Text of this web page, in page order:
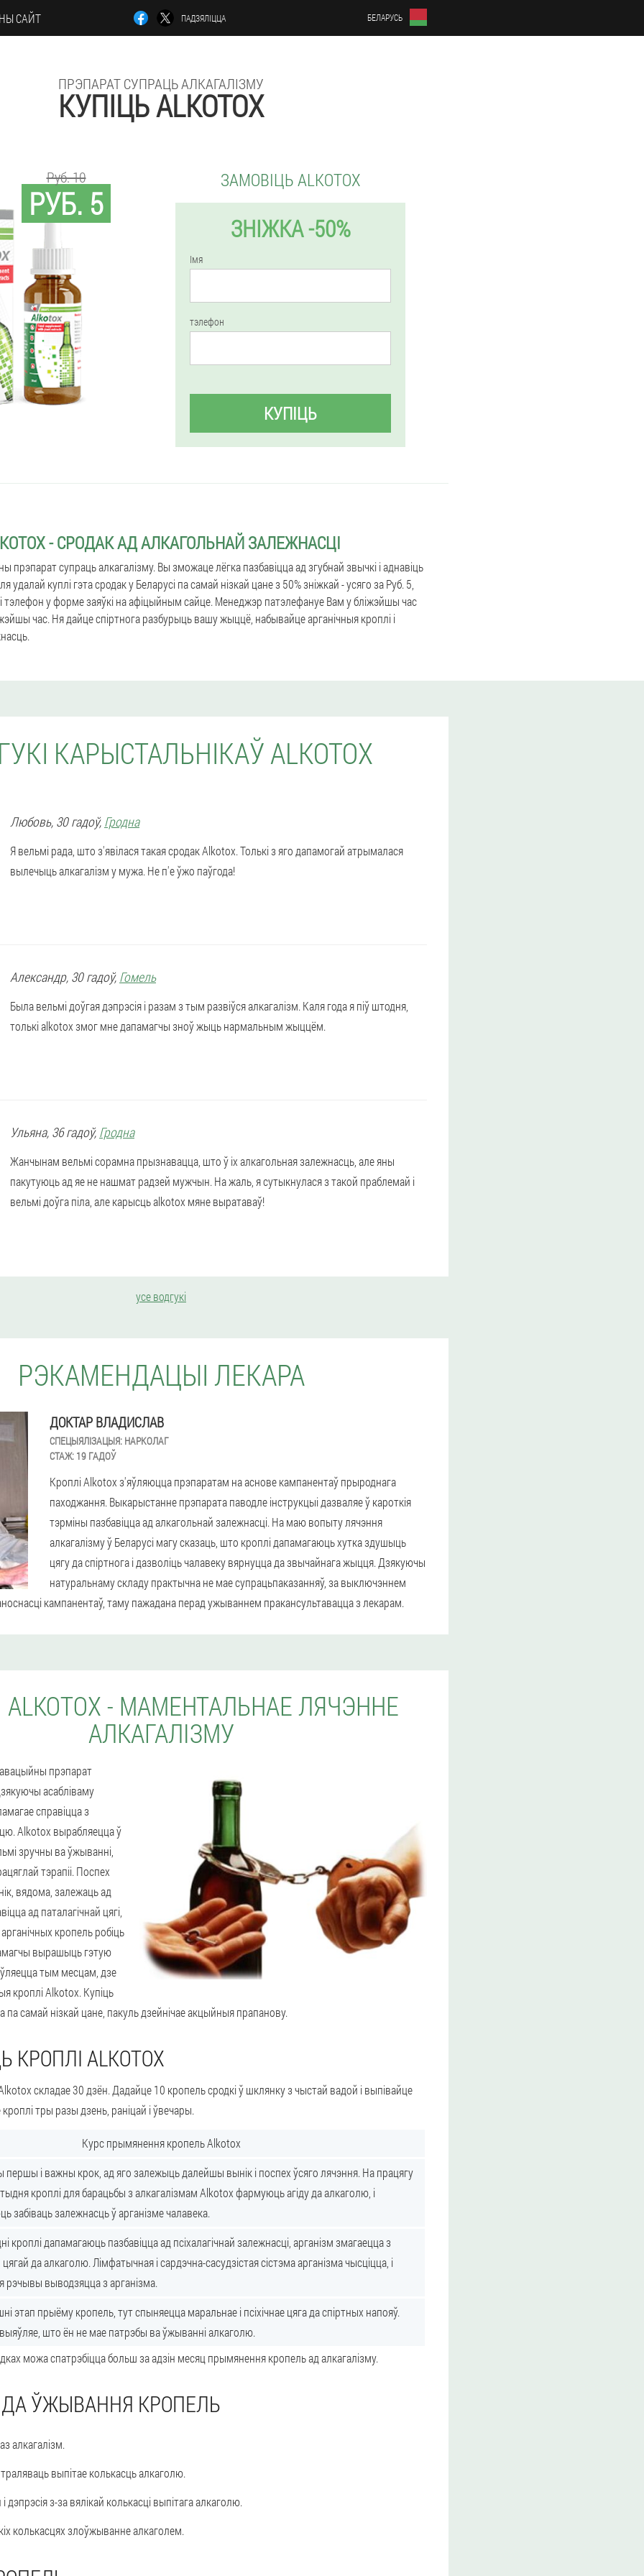
САЙТ ПАДЗЯЛІЦЦА БЕЛАРУСЬ
ПРЭПАРАТ СУПРАЦЬ АЛКАГАЛІЗМУ
КУПІЦЬ ALKOTOX
РУБ. 5
Руб. 10 ЗАМОВІЦЬ ALKOTOX
ЗНІЖКА -50%
Імя
тэлефон
КУПІЦЬ
- СРОДАК АД АЛКАГОЛЬНАЙ ЗАЛЕЖНАСЦІ
прэпарат супраць алкагалізму. Вы зможаце лёгка пазбавіцца ад згубнай звычкі і аднавіць
удалай куплі гэта сродак у Беларусі па самай нізкай цане з 50% зніжкай - усяго за Руб. 5,
тэлефон у форме заяўкі на афіцыйным сайце. Менеджэр патэлефануе Вам у бліжэйшы час
час. Ня дайце спіртнога разбурыць вашу жыццё, набывайце арганічныя кроплі і
КАРЫСТАЛЬНІКАЎ ALKOTOX
Любовь, 30 гадоў, Гродна
Я вельмі рада, што з'явілася такая сродак Alkotox. Толькі з яго дапамогай атрымалася
вылечыць алкагалізм у мужа. Не п'е ўжо паўгода!
Александр, 30 гадоў, Гомель
Была вельмі доўгая дэпрэсія і разам з тым развіўся алкагалізм. Каля года я піў штодня,
толькі alkotox змог мне дапамагчы зноў жыць нармальным жыццём.
Ульяна, 36 гадоў, Гродна
Жанчынам вельмі сорамна прызнавацца, што ў іх алкагольная залежнасць, але яны
пакутуюць ад яе не нашмат радзей мужчын. На жаль, я сутыкнулася з такой праблемай і
вельмі доўга піла, але карысць alkotox мяне выратаваў!
усе водгукі
РЭКАМЕНДАЦЫІ ЛЕКАРА
ДОКТАР ВЛАДИСЛАВ
СПЕЦЫЯЛІЗАЦЫЯ: НАРКОЛАГ
СТАЖ: 19 ГАДОЎ
Кроплі Alkotox з'яўляюцца прэпаратам на аснове кампанентаў прыроднага
паходжання. Выкарыстанне прэпарата паводле інструкцыі дазваляе ў кароткія
тэрміны пазбавіцца ад алкагольнай залежнасці. На маю вопыту лячэння
алкагалізму ў Беларусі магу сказаць, што кроплі дапамагаюць хутка здушыць
цягу да спіртнога і дазволіць чалавеку вярнуцца да звычайнага жыцця. Дзякуючы
натуральнаму складу практычна не мае супрацьпаказанняў, за выключэннем
кампанентаў, таму пажадана перад ужываннем пракансультавацца з лекарам.
ALKOTOX - МАМЕНТАЛЬНАЕ ЛЯЧЭННЕ
АЛКАГАЛІЗМУ
прэпарат
асабліваму
справіцца з
Alkotox вырабляецца ў
зручны ва ўжыванні,
тэрапіі. Поспех
вядома, залежаць ад
ад паталагічнай цягі,
кропель робіць
вырашыць гэтую
тым месцам, дзе
кроплі Alkotox. Купіць
самай нізкай цане, пакуль дзейнічае акцыйныя прапанову.
ALKOTOX
складае 30 дзён. Дадайце 10 кропель сродкі ў шклянку з чыстай вадой і выпівайце
тры разы дзень, раніцай і ўвечары.
Курс прымянення кропель Alkotox
першы і важны крок, ад яго залежыць далейшы вынік і поспех ўсяго лячэння. На працягу
кроплі для барацьбы з алкагалізмам Alkotox фармуюць агіду да алкаголю, і
забіваць залежнасць ў арганізме чалавека.
кроплі дапамагаюць пазбавіцца ад псіхалагічнай залежнасці, арганізм змагаецца з
да алкаголю. Лімфатычная і сардэчна-сасудзістая сістэма арганізма чысціцца, і
рэчывы выводзяцца з арганізма.
этап прыёму кропель, тут спыняецца маральнае і псіхічнае цяга да спіртных напояў.
што ён не мае патрэбы ва ўжыванні алкаголю.
можа спатрэбіцца больш за адзін месяц прымянення кропель ад алкагалізму.
ЎЖЫВАННЯ КРОПЕЛЬ
алкагалізм.
выпітае колькасць алкаголю.
з-за вялікай колькасці выпітага алкаголю.
колькасцях злоўжыванне алкаголем.